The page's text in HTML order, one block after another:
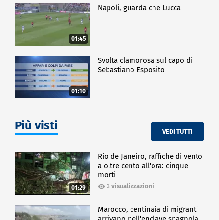
01:45
Napoli, guarda che Lucca
01:10
Svolta clamorosa sul capo di
Sebastiano Esposito
Più visti VEDI TUTTI
01:29
Rio de Janeiro, raffiche di vento
a oltre cento all'ora: cinque
morti
3 visualizzazioni
Marocco, centinaia di migranti